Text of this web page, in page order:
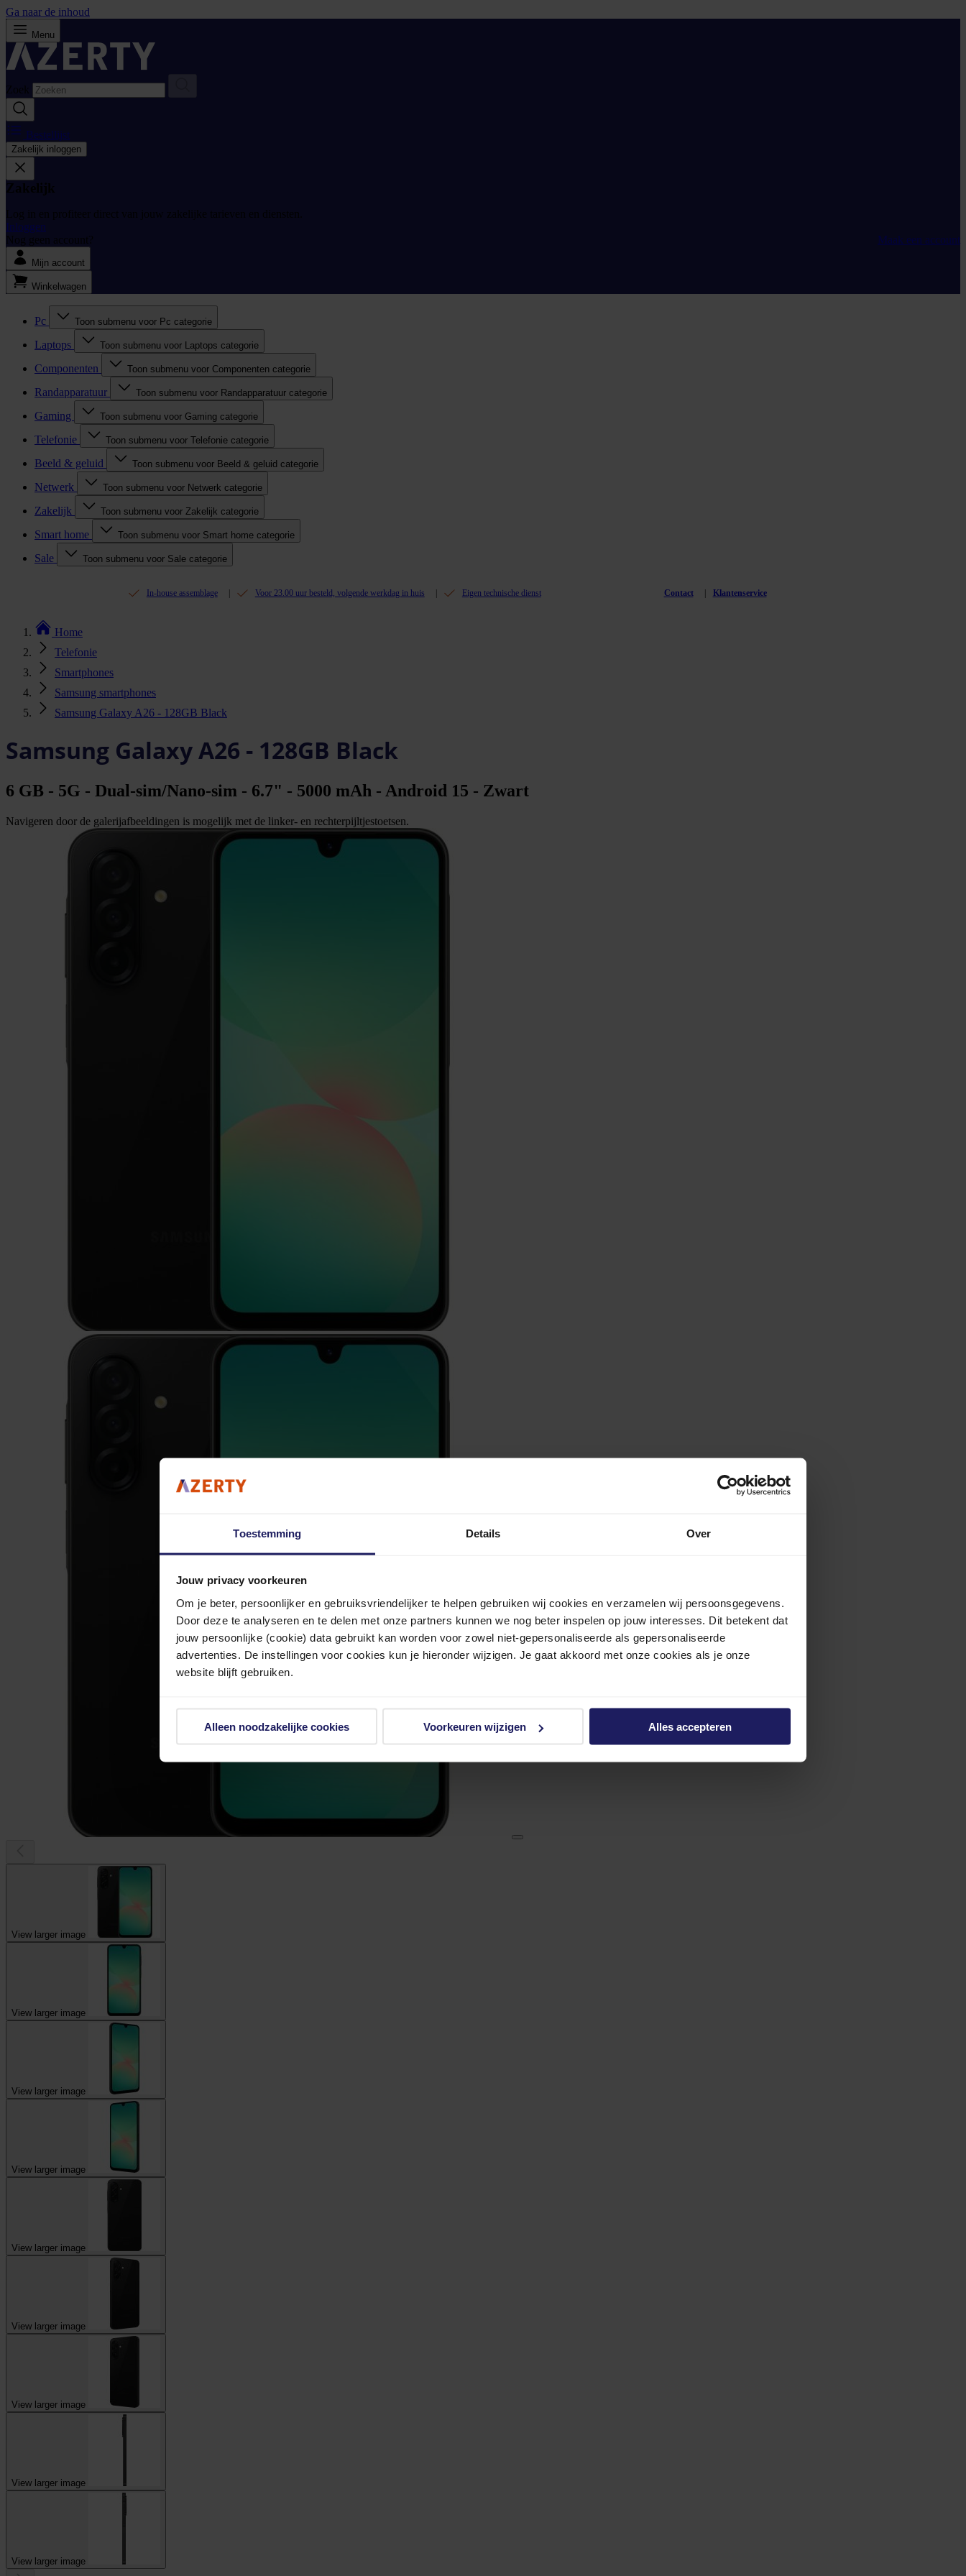
Toestemming Details Over
Jouw privacy voorkeuren
Om je beter, persoonlijker en gebruiksvriendelijker te helpen gebruiken wij cookies en verzamelen wij persoonsgegevens.
Door deze te analyseren en te delen met onze partners kunnen we nog beter inspelen op jouw interesses. Dit betekent dat
jouw persoonlijke (cookie) data gebruikt kan worden voor zowel niet-gepersonaliseerde als gepersonaliseerde
advertenties. De instellingen voor cookies kun je hieronder wijzigen. Je gaat akkoord met onze cookies als je onze
website blijft gebruiken.
Alleen noodzakelijke cookies Voorkeuren wijzigen Alles accepteren
Ga naar de inhoud
Menu
Zoek
Bestellijst
Zakelijk inloggen
Zakelijk
Log in en profiteer direct van jouw zakelijke tarieven en diensten.
Inloggen
Nog geen account?
Maak een account
Mijn account
Winkelwagen
Pc Toon submenu voor Pc categorie
Laptops Toon submenu voor Laptops categorie
Componenten Toon submenu voor Componenten categorie
Randapparatuur Toon submenu voor Randapparatuur categorie
Gaming Toon submenu voor Gaming categorie
Telefonie Toon submenu voor Telefonie categorie
Beeld & geluid Toon submenu voor Beeld & geluid categorie
Netwerk Toon submenu voor Netwerk categorie
Zakelijk Toon submenu voor Zakelijk categorie
Smart home Toon submenu voor Smart home categorie
Sale Toon submenu voor Sale categorie
In-house assemblage Voor 23.00 uur besteld, volgende werkdag in huis Eigen technische dienst Contact Klantenservice
Home
Telefonie
Smartphones
Samsung smartphones
Samsung Galaxy A26 - 128GB Black
Samsung Galaxy A26 - 128GB Black
6 GB - 5G - Dual-sim/Nano-sim - 6.7" - 5000 mAh - Android 15 - Zwart
Navigeren door de galerijafbeeldingen is mogelijk met de linker- en rechterpijltjestoetsen.
View larger image
View larger image
View larger image
View larger image
View larger image
View larger image
View larger image
View larger image
View larger image